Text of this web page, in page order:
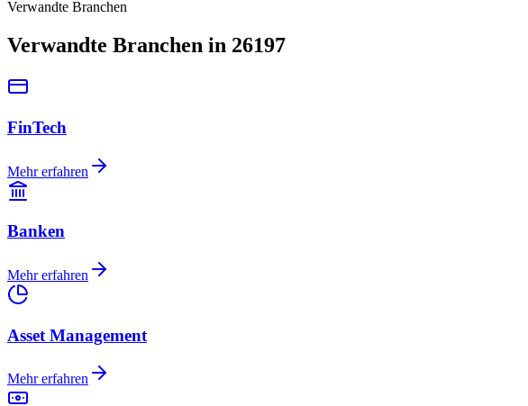
Verwandte Branchen
Verwandte Branchen in 26197
FinTech
Mehr erfahren
Banken
Mehr erfahren
Asset Management
Mehr erfahren